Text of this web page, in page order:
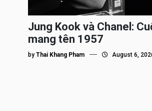
Jung Kook và Chanel:
mang tên 1957
by Thai Khang Pham August 6,